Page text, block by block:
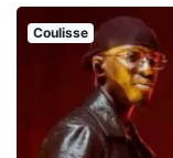
Coulisse